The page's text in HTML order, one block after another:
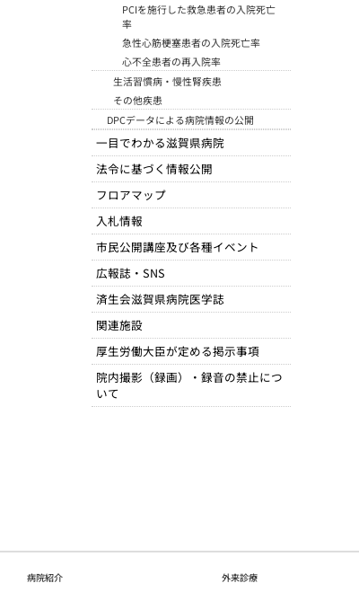
PCIを施行した救急患者の入院死亡
率
急性心筋梗塞患者の入院死亡率
心不全患者の再入院率
生活習慣病・慢性腎疾患
その他疾患
DPCデータによる病院情報の公開
一目でわかる滋賀県病院
法令に基づく情報公開
フロアマップ
入札情報
市民公開講座及び各種イベント
広報誌・SNS
済生会滋賀県病院医学誌
関連施設
厚生労働大臣が定める掲示事項​
院内撮影（録画）・録音の禁止につ
いて
病院紹介 外来診療